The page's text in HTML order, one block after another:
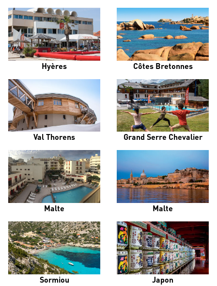
Hyères Côtes Bretonnes
Val Thorens Grand Serre Chevalier
Malte Malte
Sormiou Japon